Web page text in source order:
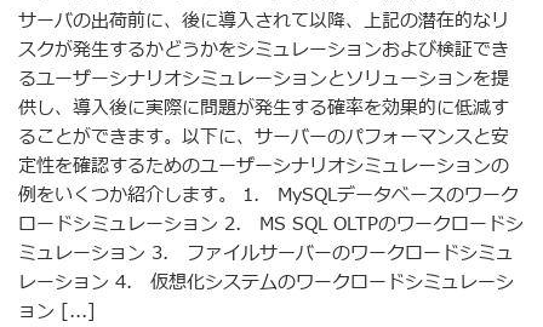
サーバの出荷前に、後に導入されて以降、上記の潜在的なリ
スクが発生するかどうかをシミュレーションおよび検証でき
るユーザーシナリオシミュレーションとソリューションを提
供し、導入後に実際に問題が発生する確率を効果的に低減す
ることができます。以下に、サーバーのパフォーマンスと安
定性を確認するためのユーザーシナリオシミュレーションの
例をいくつか紹介します。 1. MySQLデータベースのワーク
ロードシミュレーション 2. MS SQL OLTPのワークロードシ
ミュレーション 3. ファイルサーバーのワークロードシミュ
レーション 4. 仮想化システムのワークロードシミュレーシ
ョン [...]